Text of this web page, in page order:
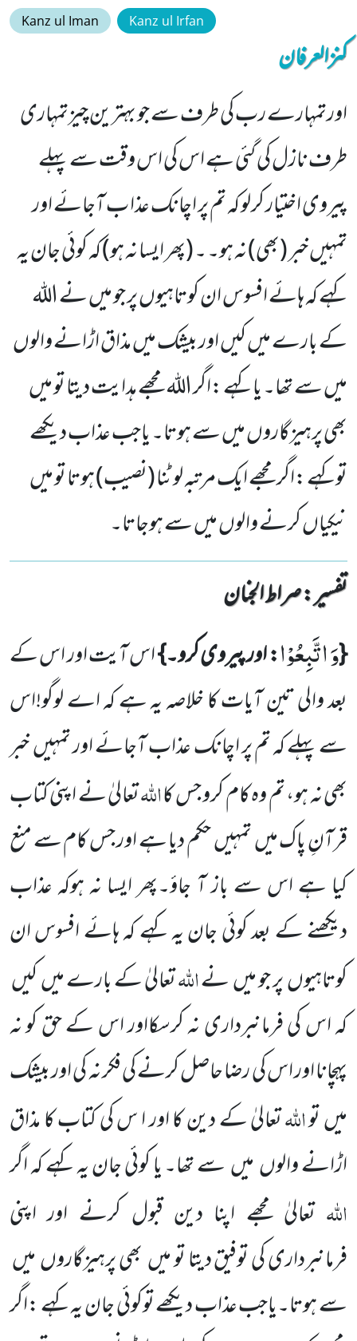
Kanz ul Iman Kanz ul Irfan
کنزالعرفان
اورتمہارے رب کی طرف سے جو بہترین چیزتمہاری
طرف نازل کی گئی ہے اس کی اس وقت سے پہلے
پیروی اختیار کرلو کہ تم پر اچانک عذا ب آجائے اور
تمہیں خبر (بھی) نہ ہو۔ ۔ (پھر ایسا نہ ہو) کہ کوئی جان یہ
کہے کہ ہائے افسوس ان کوتاہیوں پر جو میں نے اللہ
کے بارے میں کیں اور بیشک میں مذاق اڑانے والوں
میں سے تھا۔ یا کہے :اگر اللہ مجھے ہدایت دیتا تو میں
بھی پرہیزگاروں میں سے ہوتا۔ یاجب عذاب دیکھے
توکہے :اگر مجھے ایک مرتبہ لوٹنا (نصیب) ہوتا تو میں
نیکیاں کرنے والوں میں سے ہوجاتا۔
تفسیر : ‎صراط الجنان
{وَ اتَّبِعُوْا: اور پیروی کرو۔}اس آیت اور اس کے
بعد والی تین آیات کا خلاصہ یہ ہے کہ اے لوگو!اس
سے پہلے کہ تم پر اچانک عذاب آجائے اور تمہیں خبر
بھی نہ ہو، تم وہ کام کرو جس کااللہتعالیٰ نے اپنی کتاب
قرآنِ پاک میں تمہیں حکم دیا ہے اور جس کام سے منع
کیا ہے اس سے باز آ جاؤ۔پھر ایسا نہ ہوکہ عذاب
دیکھنے کے بعد کوئی جان یہ کہے کہ ہائے افسوس ان
کوتاہیوں پر جو میں نےاللہتعالیٰ کے بارے میں کیں
کہ اس کی فرمانبرداری نہ کرسکااور اس کے حق کو نہ
پہچانا اور اس کی رضا حاصل کرنے کی فکر نہ کی اور بیشک
میں تواللہتعالیٰ کے دین کا اور ا س کی کتاب کا مذاق
اڑانے والوں میں سے تھا۔ یا کوئی جان یہ کہے کہ اگر
اللہتعالیٰ مجھے اپنا دین قبول کرنے اور اپنی
فرمانبرداری کی توفیق دیتا تو میں بھی پرہیزگاروں میں
سے ہوتا۔یاجب عذاب دیکھے توکوئی جان یہ کہے :اگر